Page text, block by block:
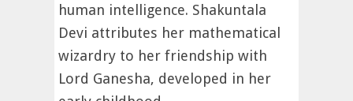
human intelligence. Shakuntala
Devi attributes her mathematical
wizardry to her friendship with
Lord Ganesha, developed in her